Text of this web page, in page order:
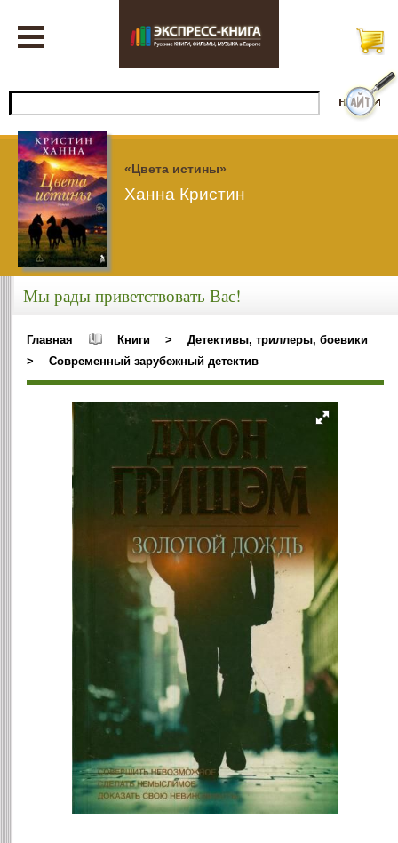
«Цвета истины»
Ханна Кристин
Мы рады приветствовать Вас!
Главная Книги >
Детективы, триллеры, боевики
>
Современный зарубежный детектив